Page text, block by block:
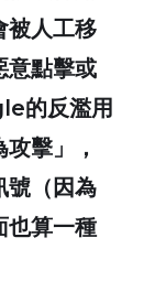
被人工移
意點擊或
的反濫用
擊」，
號（因為
也算一種